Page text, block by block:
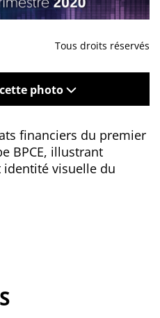
Tous droits réservés
photo
financiers du premier
BPCE, illustrant
visuelle du